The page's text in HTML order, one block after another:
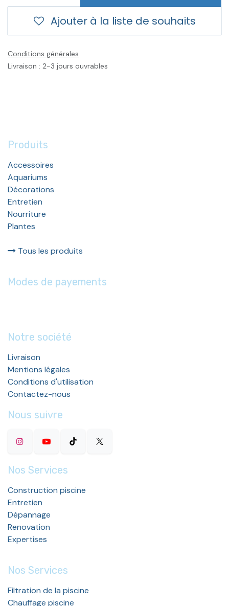
Ajouter à la liste de souhaits
Conditions générales
Livraison : 2-3 jours ouvrables
Produits
Accessoires
Aquariums
Décorations
Entretien
Nourriture
Plantes
Tous les produits
Modes de payements
Notre société
Livraison
Mentions légales
Conditions d'utilisation
Contactez-nous
Nous suivre
Nos Services
Construction piscine
Entretien
Dépannage
Renovation
Expertises
Nos Services
Filtration de la piscine
Chauffage piscine